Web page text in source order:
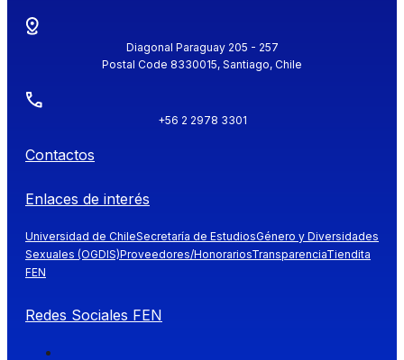
Diagonal Paraguay 205 - 257
Postal Code 8330015, Santiago, Chile
+56 2 2978 3301
Contactos
Enlaces de interés
Universidad de ChileSecretaría de EstudiosGénero y Diversidades
Sexuales (OGDIS)Proveedores/HonorariosTransparenciaTiendita
FEN
Redes Sociales FEN